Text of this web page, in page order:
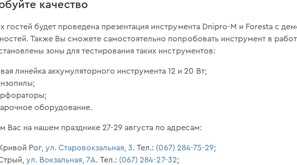
качество
гостей будет проведена презентация инструмента Dnipro-M и Foresta с
Также Вы сможете самостоятельно попробовать инструмент в
зоны для тестирования таких инструментов:
линейка аккумуляторного инструмента 12 и 20 Вт;
оборудование.
Вас на нашем празднике 27-29 августа по адресам:
Рог,ул. Старовокзальная, 3. Тел.: (067) 284-75-29;
ул. Вокзальная, 7А. Тел.: (067) 284-27-32;